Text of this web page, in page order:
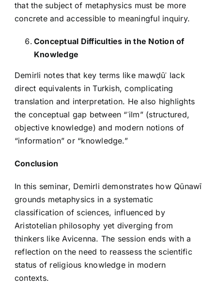
that the subject of metaphysics must be more
concrete and accessible to meaningful inquiry.
Conceptual Difficulties in the Notion of
Knowledge
Demirli notes that key terms like mawḍūʿ lack
direct equivalents in Turkish, complicating
translation and interpretation. He also highlights
the conceptual gap between “ʿilm” (structured,
objective knowledge) and modern notions of
“information” or “knowledge.”
Conclusion
In this seminar, Demirli demonstrates how Qūnawī
grounds metaphysics in a systematic
classification of sciences, influenced by
Aristotelian philosophy yet diverging from
thinkers like Avicenna. The session ends with a
reflection on the need to reassess the scientific
status of religious knowledge in modern
contexts.